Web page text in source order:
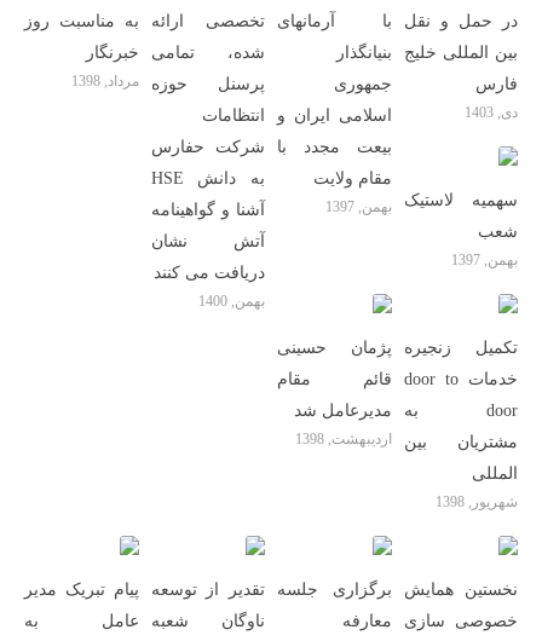
به مناسبت روز
خبرنگار
مرداد, 1398
تخصصی ارائه
شده، تمامی
پرسنل حوزه
انتظامات
شرکت حفارس
به دانش HSE
آشنا و گواهینامه
آتش نشان
دریافت می کنند
بهمن, 1400
با آرمانهای
بنیانگذار
جمهوری
اسلامی ایران و
بیعت مجدد با
مقام ولایت
بهمن, 1397
در حمل و نقل
بین المللی خلیج
فارس
دی, 1403
سهمیه لاستیک
شعب
بهمن, 1397
پژمان حسینی
قائم مقام
مدیرعامل شد
اردیبهشت, 1398
تکمیل زنجیره
خدمات door to
door به
مشتریان بین
المللى
شهریور, 1398
پیام تبریک مدیر
عامل به
تقدیر از توسعه
ناوگان شعبه
برگزاری جلسه
معارفه
نخستین همایش
خصوصی سازی